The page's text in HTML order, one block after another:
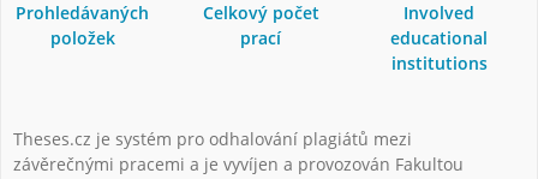
Prohledávaných
položek
Celkový počet
prací
Involved
educational
institutions
Theses.cz je systém pro odhalování plagiátů mezi
závěrečnými pracemi a je vyvíjen a provozován Fakultou